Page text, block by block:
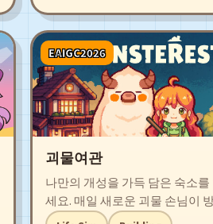
EAIGC2026
괴물여관
나만의 개성을 가득 담은 숙소를
세요. 매일 새로운 괴물 손님이
니다. 나무를 패서 가구를 만들고,